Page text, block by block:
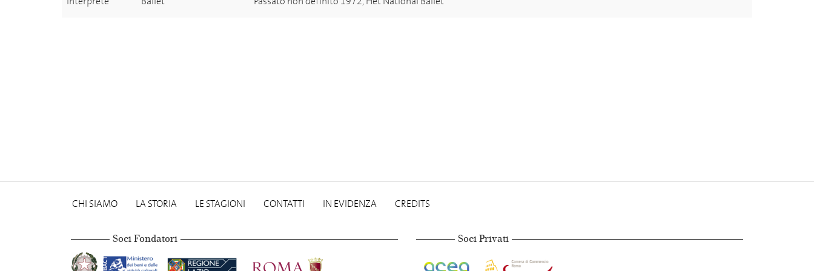
CHI SIAMO LA STORIA LE STAGIONI CONTATTI IN EVIDENZA CREDITS
Soci Fondatori Soci Privati